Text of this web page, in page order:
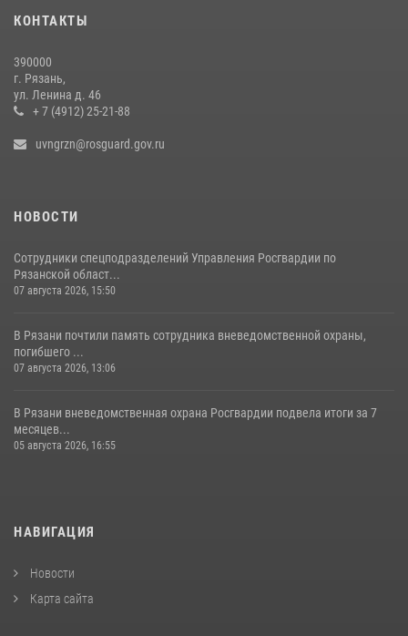
13 июля 2026, 14:12
участие в торжественных мероприятиях, приуроченных ко Дню
воздушно-десантных войск
02 августа 2026, 09:04
КОНТАКТЫ
390000
г. Рязань,
ул. Ленина д. 46
+ 7 (4912) 25-21-88
uvngrzn@rosguard.gov.ru
НОВОСТИ
Сотрудники спецподразделений Управления Росгвардии по
Рязанской област...
07 августа 2026, 15:50
В Рязани почтили память сотрудника вневедомственной охраны,
погибшего ...
07 августа 2026, 13:06
В Рязани вневедомственная охрана Росгвардии подвела итоги за 7
месяцев...
05 августа 2026, 16:55
НАВИГАЦИЯ
Новости
Карта сайта